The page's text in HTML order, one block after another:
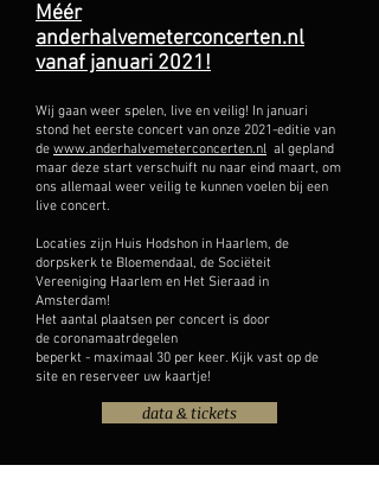
Méér
anderhalvemeterconcerten.nl
vanaf januari 2021!
Wij gaan weer spelen, live en veilig! In januari
stond het eerste concert van onze 2021-editie van
de www.anderhalvemeterconcerten.nl al gepland
maar deze start verschuift nu naar eind maart, om
ons allemaal weer veilig te kunnen voelen bij een
live concert.
Locaties zijn Huis Hodshon in Haarlem, de
dorpskerk te Bloemendaal, de Sociëteit
Vereeniging Haarlem en Het Sieraad in
Amsterdam!
Het aantal plaatsen per concert is door
de coronamaatrdegelen
beperkt - maximaal 30 per keer. Kijk vast op de
site en reserveer uw kaartje!
data & tickets